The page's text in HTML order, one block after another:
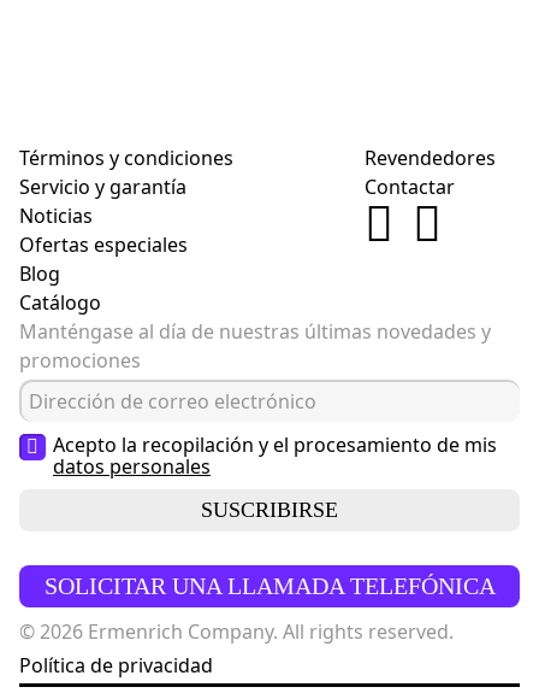
Términos y condiciones
Servicio y garantía
Noticias
Ofertas especiales
Blog
Catálogo
Revendedores
Contactar
Manténgase al día de nuestras últimas novedades y
promociones
Acepto la recopilación y el procesamiento de mis
datos personales
SUSCRIBIRSE
SOLICITAR UNA LLAMADA TELEFÓNICA
© 2026 Ermenrich Company. All rights reserved.
Política de privacidad